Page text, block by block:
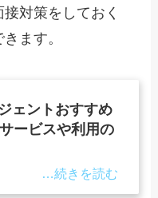
対策をしておく
ます。
ェントおすすめ
ービスや利用の